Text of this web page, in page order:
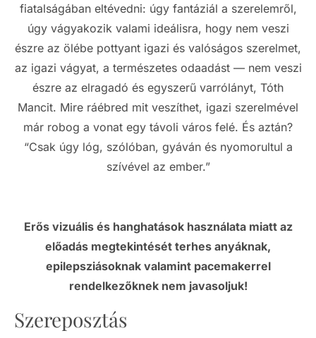
fiatalságában eltévedni: úgy fantáziál a szerelemről,
úgy vágyakozik valami ideálisra, hogy nem veszi
észre az ölébe pottyant igazi és valóságos szerelmet,
az igazi vágyat, a természetes odaadást — nem veszi
észre az elragadó és egyszerű varrólányt, Tóth
Mancit. Mire ráébred mit veszíthet, igazi szerelmével
már robog a vonat egy távoli város felé. És aztán?
“Csak úgy lóg, szólóban, gyáván és nyomorultul a
szívével az ember.”
Erős vizuális és hanghatások használata miatt az
előadás megtekintését terhes anyáknak,
epilepsziásoknak valamint pacemakerrel
rendelkezőknek nem javasoljuk!
Szereposztás